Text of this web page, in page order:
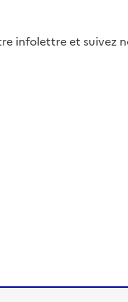
infolettre et suivez